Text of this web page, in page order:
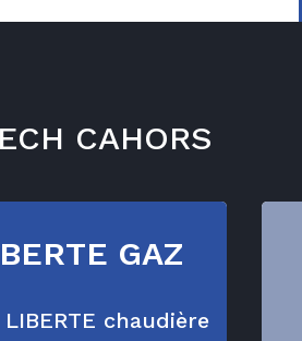
CAHORS
GAZ
chaudière